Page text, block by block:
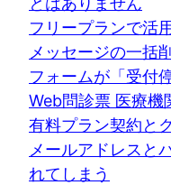
フリープランで活
メッセージの一括
フォームが「受付
Web問診票 医療機
有料プラン契約と
メールアドレスと
れてしまう